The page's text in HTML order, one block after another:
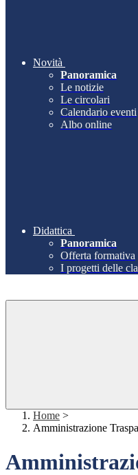
Novità
Panoramica
Le notizie
Le circolari
Calendario eventi
Albo online
Didattica
Panoramica
Offerta formativa
I progetti delle
Home >
Amministrazione